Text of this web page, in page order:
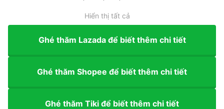
Hiển thị tất cả
Ghé thăm Lazada để biết thêm chi tiết
Ghé thăm Shopee để biết thêm chi tiết
Ghé thăm Tiki để biết thêm chi tiết